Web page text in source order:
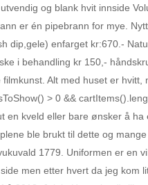
og blank hvit innside
er én pipebrann for mye.
dip,gele) enfarget kr:670.-
i behandling kr 150,-
Alt med huset er
> 0 &&
en kveld eller bare ønsker å
ble brukt til dette og
1779. Uniformen er en
men etter hvert da jeg